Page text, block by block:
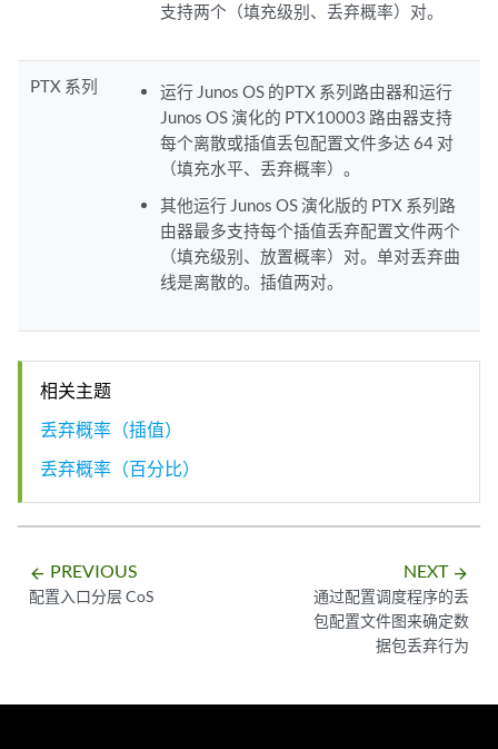
支持两个（填充级别、丢弃概率）对。
PTX 系列
运行 Junos OS 的PTX 系列路由器和运行
Junos OS 演化的 PTX10003 路由器支持
每个离散或插值丢包配置文件多达 64 对
（填充水平、丢弃概率）。
其他运行 Junos OS 演化版的 PTX 系列路
由器最多支持每个插值丢弃配置文件两个
（填充级别、放置概率）对。单对丢弃曲
线是离散的。插值两对。
相关主题
丢弃概率（插值）
丢弃概率（百分比）
arrow_backward PREVIOUS
配置入口分层 CoS
NEXT arrow_forward
通过配置调度程序的丢
包配置文件图来确定数
据包丢弃行为